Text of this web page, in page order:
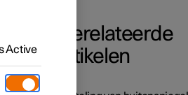
Gerelateerde
artikelen
Active